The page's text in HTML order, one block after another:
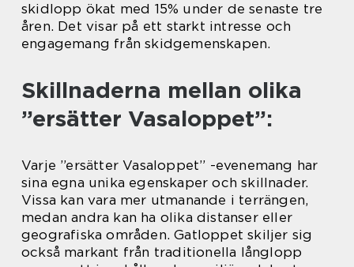
skidlopp ökat med 15% under de senaste tre
åren. Det visar på ett starkt intresse och
engagemang från skidgemenskapen.
Skillnaderna mellan olika
”ersätter Vasaloppet”:
Varje ”ersätter Vasaloppet” -evenemang har
sina egna unika egenskaper och skillnader.
Vissa kan vara mer utmanande i terrängen,
medan andra kan ha olika distanser eller
geografiska områden. Gatloppet skiljer sig
också markant från traditionella långlopp